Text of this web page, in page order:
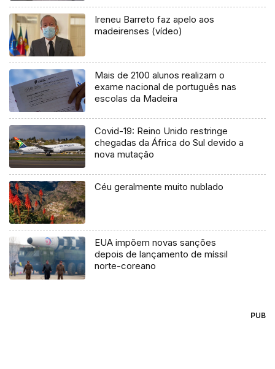
Ireneu Barreto faz apelo aos
madeirenses (vídeo)
Mais de 2100 alunos realizam o
exame nacional de português nas
escolas da Madeira
Covid-19: Reino Unido restringe
chegadas da África do Sul devido a
nova mutação
Céu geralmente muito nublado
EUA impõem novas sanções
depois de lançamento de míssil
norte-coreano
PUB